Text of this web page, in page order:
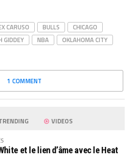
CARUSO BULLS
CHICAGO
GIDDEY NBA
OKLAHOMA CITY
1 COMMENT
VIDEOS
et le lien d’âme avec le Heat